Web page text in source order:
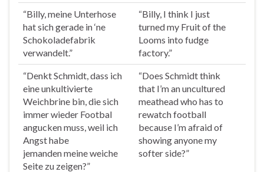
“Billy,meine Unterhose
hat sich gerade in ‘ne
Schokoladefabrik
verwandelt.”
“Billy, I think I just
turned my Fruit of the
Looms into fudge
factory.”
“Denkt Schmidt, dass ich
eine unkultivierte
Weichbrine bin, die sich
immer wieder Footbal
angucken muss, weil ich
Angst habe
jemandenmeineweiche
Seite zu zeigen?”
“Does Schmidt think
that I’m an uncultured
meathead who has to
rewatch football
because I’m afraid of
showing anyone my
softer side?”